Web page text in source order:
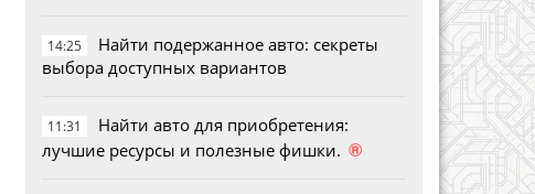
14:25
Найти подержанное авто: секреты
выбора доступных вариантов
11:31
Найти авто для приобретения:
лучшие ресурсы и полезные фишки. ®